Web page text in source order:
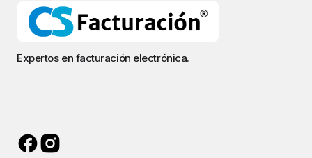
Expertos en facturación electrónica.